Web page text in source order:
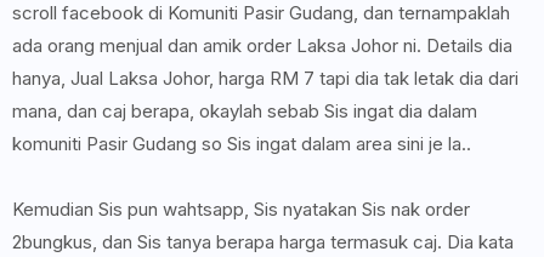
scroll facebook di Komuniti Pasir Gudang, dan ternampaklah
ada orang menjual dan amik order Laksa Johor ni. Details dia
hanya, Jual Laksa Johor, harga RM 7 tapi dia tak letak dia dari
mana, dan caj berapa, okaylah sebab Sis ingat dia dalam
komuniti Pasir Gudang so Sis ingat dalam area sini je la..
Kemudian Sis pun wahtsapp, Sis nyatakan Sis nak order
2bungkus, dan Sis tanya berapa harga termasuk caj. Dia kata